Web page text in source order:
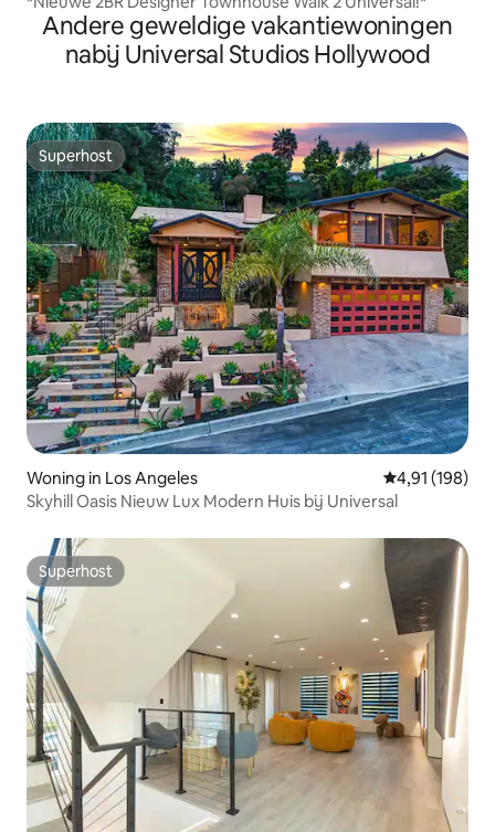
Andere geweldige vakantiewoningen
nabij Universal Studios Hollywood
Superhost
Superhost
Woning in Los Angeles Gemiddelde
4,91 (198)
Skyhill Oasis Nieuw Lux Modern Huis bij Universal
Superhost
Superhost